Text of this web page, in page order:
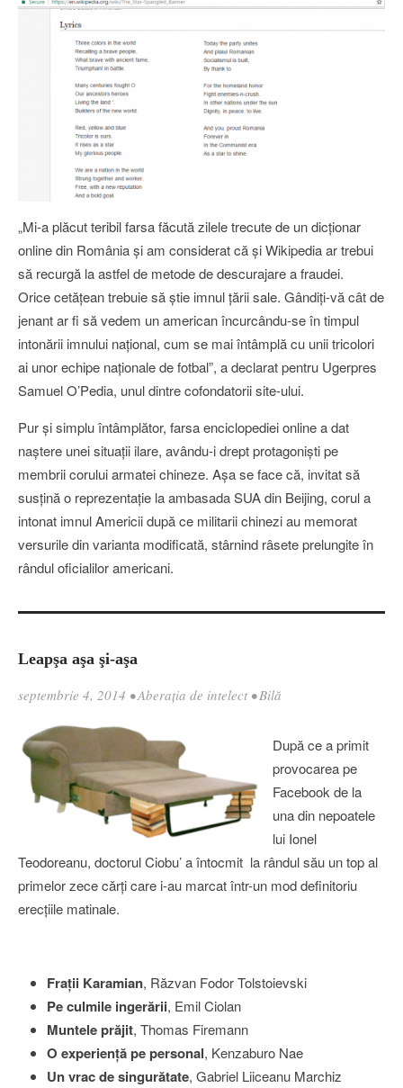
„Mi-a plăcut teribil farsa făcută zilele trecute de un dicționar
online din România și am considerat că și Wikipedia ar trebui
să recurgă la astfel de metode de descurajare a fraudei.
Orice cetățean trebuie să știe imnul țării sale. Gândiți-vă cât de
jenant ar fi să vedem un american încurcându-se în timpul
intonării imnului național, cum se mai întâmplă cu unii tricolori
ai unor echipe naționale de fotbal”, a declarat pentru Ugerpres
Samuel O’Pedia, unul dintre cofondatorii site-ului.
Pur și simplu întâmplător, farsa enciclopediei online a dat
naștere unei situații ilare, avându-i drept protagoniști pe
membrii corului armatei chineze. Așa se face că, invitat să
susțină o reprezentație la ambasada SUA din Beijing, corul a
intonat imnul Americii după ce militarii chinezi au memorat
versurile din varianta modificată, stârnind râsete prelungite în
rândul oficialilor americani.
Leapşa aşa şi-aşa
septembrie 4, 2014 •Aberația de intelect •Bilă
După ce a primit
provocarea pe
Facebook de la
una din nepoatele
lui Ionel
Teodoreanu, doctorul Ciobu’ a întocmit la rândul său un top al
primelor zece cărţi care i-au marcat într-un mod definitoriu
erecţiile matinale.
Fraţii Karamian, Răzvan Fodor Tolstoievski
Pe culmile ingerării, Emil Ciolan
Muntele prăjit, Thomas Firemann
O experienţă pe personal, Kenzaburo Nae
Un vrac de singurătate, Gabriel Liiceanu Marchiz